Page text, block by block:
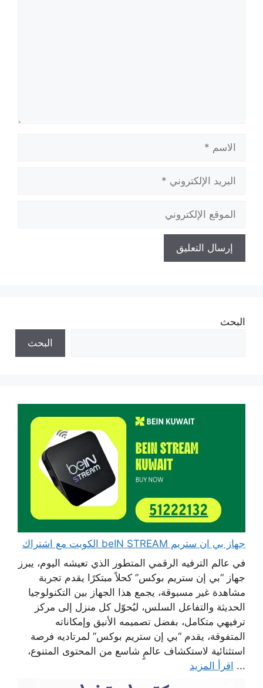
الاسم
البريد
الإلكتروني
الموقع
الإلكتروني
البحث
البحث
جهاز بي ان ستريم beIN STREAM الكويت مع اشتراك
في عالم الترفيه الرقمي المتطور الذي تعيشه اليوم، يبرز
جهاز “بي إن ستريم بوكس” كحلاً مبتكرًا يقدم تجربة
مشاهدة غير مسبوقة، يجمع هذا الجهاز بين التكنولوجيا
الحديثة والتفاعل السلس، ليُحوّل كل منزل إلى مركز
ترفيهي متكامل، بفضل تصميمه الأنيق وإمكاناته
المتفوقة، يقدم “بي إن ستريم بوكس” لمرتاديه فرصة
استثنائية لاستكشاف عالمٍ شاسع من المحتوى المتنوع،
... اقرأ المزيد